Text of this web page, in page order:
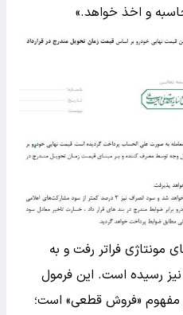
و اخذ خواهد.»
مونتاژی فراتر رفت و به
رسیده است. این فرمول
مفهوم «فروش قطعی» است؛